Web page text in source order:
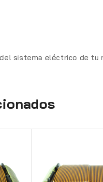
sistema eléctrico de